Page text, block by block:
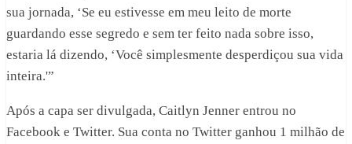
sua jornada, ‘Se eu estivesse em meu leito de morte
guardando esse segredo e sem ter feito nada sobre isso,
estaria lá dizendo, ‘Você simplesmente desperdiçou sua vida
inteira.'”
Após a capa ser divulgada, Caitlyn Jenner entrou no
Facebook e Twitter. Sua conta no Twitter ganhou 1 milhão de